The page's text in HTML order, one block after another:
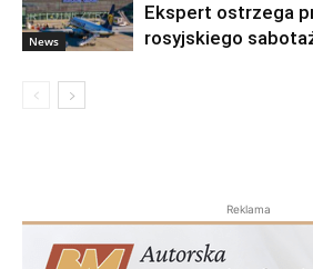
News
Ekspert ostrzega
rosyjskiego
Reklama